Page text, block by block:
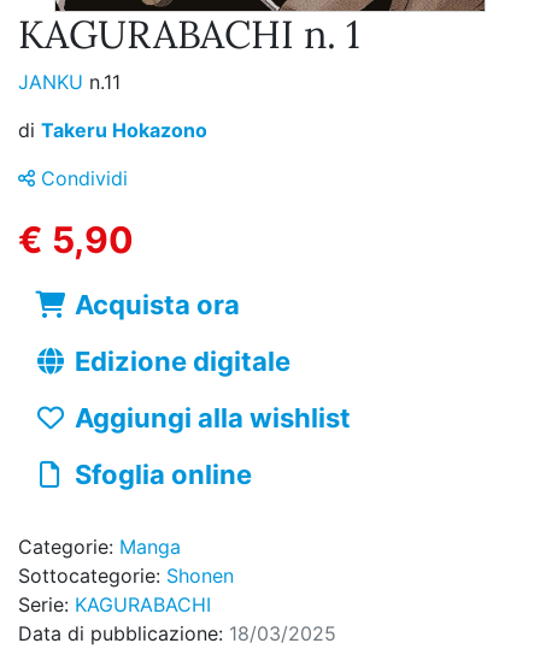
KAGURABACHI n. 1
JANKU n.11
di Takeru Hokazono
Condividi
€ 5,90
Acquista ora
Edizione digitale
Aggiungi alla wishlist
Sfoglia online
Categorie: Manga
Sottocategorie: Shonen
Serie: KAGURABACHI
Data di pubblicazione: 18/03/2025